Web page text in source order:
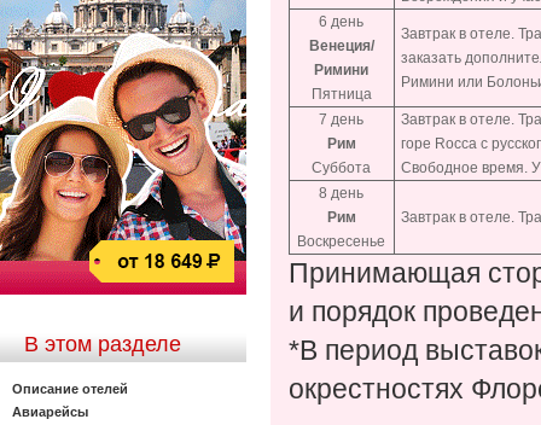
В этом разделе
Описание отелей
Авиарейсы
6 день
Венеция/
Римини
Пятница
Завтрак в отеле.
заказать
Римини или
7 день
Рим
Суббота
Завтрак в отеле.
горе Rocca с
Свободное время.
8 день
Рим
Воскресенье
Завтрак в отеле.
Принимающая
и порядок
*В период
окрестностях